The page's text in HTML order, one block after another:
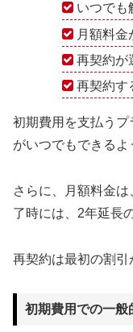
いつでも
月額料金
再契約が
再契約す
初期費用を支払う
がいつでもできるよ
さらに、月額料金
了時には、2年延長
再契約は最初の割
初期費用での一般